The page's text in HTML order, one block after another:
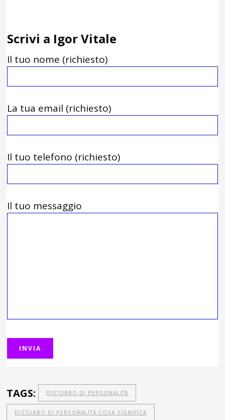
Scrivi a Igor Vitale
Il tuo nome (richiesto)
La tua email (richiesto)
Il tuo telefono (richiesto)
Il tuo messaggio
TAGS: DISTURBO DI PERSONALITÀ
DISTURBO DI PERSONALITÀ COSA SIGNIFICA